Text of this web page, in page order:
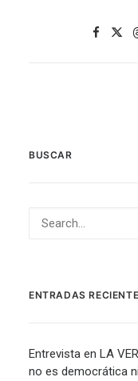
BUSCAR
ENTRADAS
Entrevista en LA
no es democrática